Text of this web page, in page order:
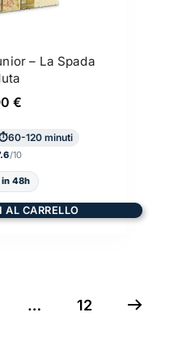
– La Spada
€
60-120 minuti
48h
AL CARRELLO
… 12